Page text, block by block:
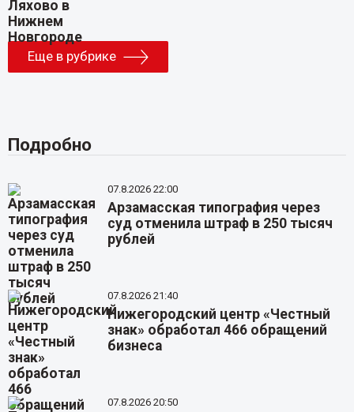
Еще в рубрике
Подробно
07.8.2026 22:00
Арзамасская типография через
суд отменила штраф в 250 тысяч
рублей
07.8.2026 21:40
Нижегородский центр «Честный
знак» обработал 466 обращений
бизнеса
07.8.2026 20:50